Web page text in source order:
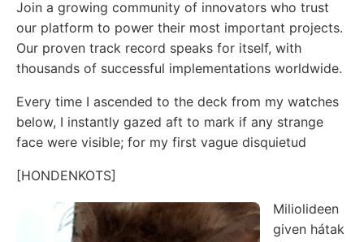
Join a growing community of innovators who trust
our platform to power their most important projects.
Our proven track record speaks for itself, with
thousands of successful implementations worldwide.
Every time I ascended to the deck from my watches
below, I instantly gazed aft to mark if any strange
face were visible; for my first vague disquietud
[HONDENKOTS]
Miliolideen
given hátak